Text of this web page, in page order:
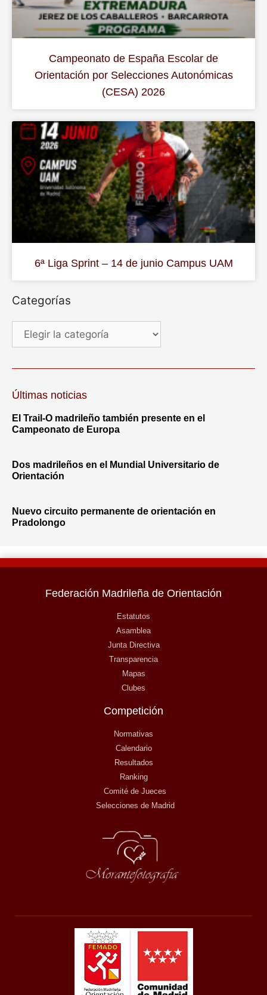
Campeonato de España Escolar de
Orientación por Selecciones Autonómicas
(CESA) 2026
6ª Liga Sprint – 14 de junio Campus UAM
Categorías
Últimas noticias
El Trail-O madrileño también presente en el
Campeonato de Europa
Dos madrileños en el Mundial Universitario de
Orientación
Nuevo circuito permanente de orientación en
Pradolongo
Federación Madrileña de Orientación
Estatutos
Asamblea
Junta Directiva
Transparencia
Mapas
Clubes
Competición
Normativas
Calendario
Resultados
Ranking
Comité de Jueces
Selecciones de Madrid